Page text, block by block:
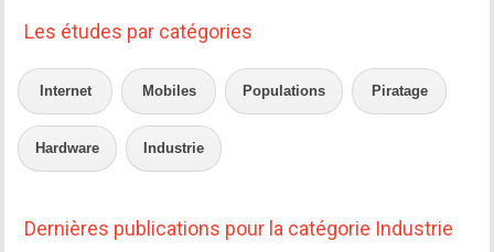
Les études par catégories
Internet Mobiles Populations Piratage
Hardware Industrie
Dernières publications pour la catégorie Industrie